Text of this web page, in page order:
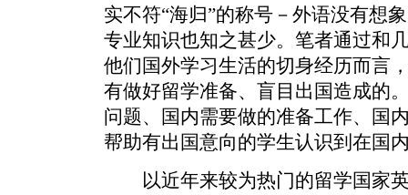
实不符“海归”的称号－外语没有想
专业知识也知之甚少。笔者通过和
他们国外学习生活的切身经历而言
有做好留学准备、盲目出国造成的
问题、国内需要做的准备工作、国
帮助有出国意向的学生认识到在国
以近年来较为热门的留学国家英